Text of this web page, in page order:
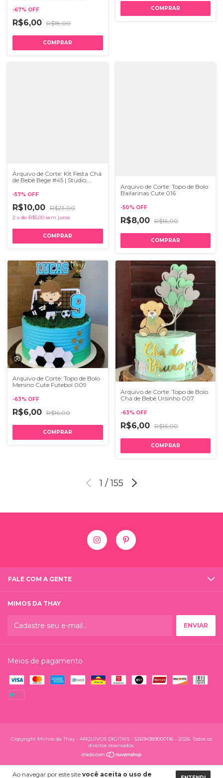
Ao navegar por este site você aceita o uso de
-67% OFF
R$6,00 R$18,00
Arquivo de Corte: Kit Festa Chá
de Bebê Bege #45 | Studio,
-57% OFF
R$10,00 R$23,00
2 x de R$5,00 sem juros
Arquivo de Corte: Topo de Bolo
Bailarinas Cute 016
-50% OFF
R$8,00 R$16,00
Arquivo de Corte: Topo de Bolo
Menino Cute Futebol 009
-63% OFF
R$6,00 R$16,00
Arquivo de Corte: Topo de Bolo
Chá de Bebê Ursinho 007
-63% OFF
R$6,00 R$16,00
1 / 155
FALE COM A GENTE
MIMOS DA THAY
Meios de pagamento
Copyright Mimos da Thay - ARQUIVOS DIGITAIS - 52694389000116 - 2026. Todos os
direitos reservados.